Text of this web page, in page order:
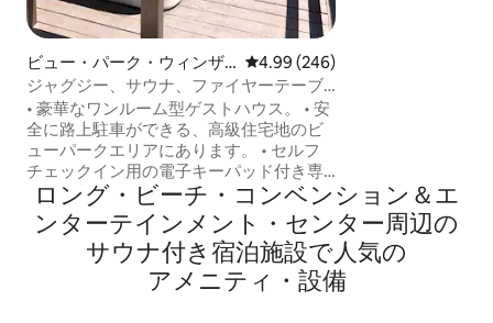
ビュー・パーク・ウィンザ
ー・ヒルズの離れ
レビュー246件、5つ星中4.99つ
4.99 (246)
ジャグジー、サウナ、ファイヤーテーブ
ル、滝、ソフィーの近く。
• 豪華なワンルーム型ゲストハウス。 • 安
全に路上駐車ができる、高級住宅地のビ
ューパークエリアにあります。 • セルフ
チェックイン用の電子キーパッド付き専
用ゲート付き玄関 • プレミアムチャンネ
ルが見れるケーブルテレビ • 滝のあるプ
ライベート裏庭のオアシス • リラックス
できるジャグジー、サウナ、ファイヤー
ム、Kia Forumから3マイル • USC、クリ
れに最適なアナ
たを待っています
ロング・ビーチ・コンベンション＆エ
ンターテインメント・センター周辺の
サ⁠ウ⁠ナ⁠付⁠き宿⁠泊⁠施⁠設で人⁠気⁠の
ア⁠メ⁠ニ⁠テ⁠ィ⁠・設⁠備